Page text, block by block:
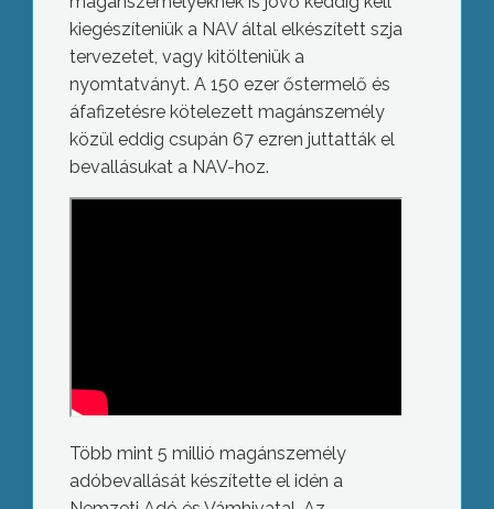
kiegészíteniük a NAV által elkészített szja
tervezetet, vagy kitölteniük a
nyomtatványt. A 150 ezer őstermelő és
áfafizetésre kötelezett magánszemély
közül eddig csupán 67 ezren juttatták el
bevallásukat a NAV-hoz.
Több mint 5 millió magánszemély
adóbevallását készítette el idén a